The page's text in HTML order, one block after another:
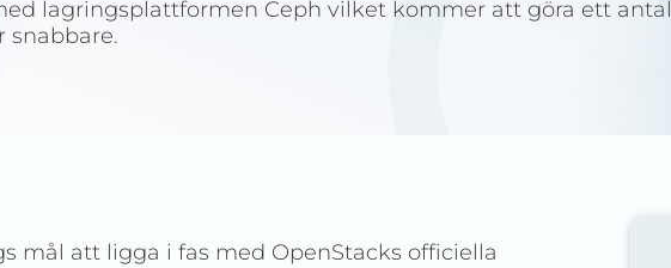
lagringsplattformen Ceph vilket kommer att göra ett antal
snabbare.
mål att ligga i fas med OpenStacks officiella